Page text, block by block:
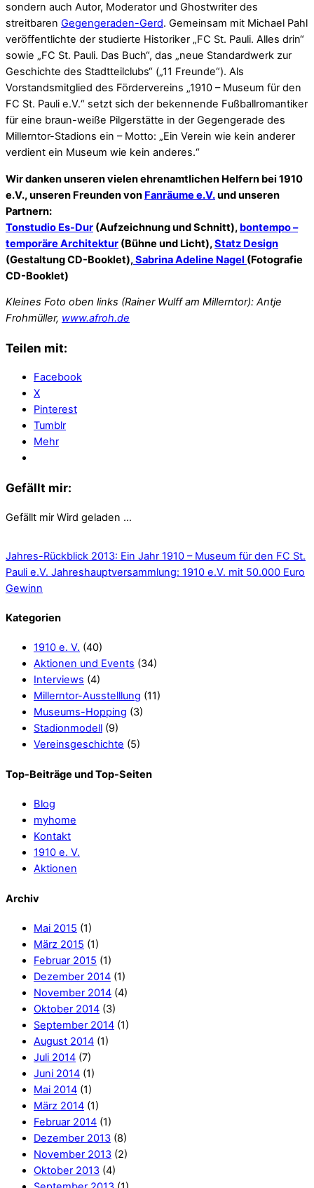
sondern auch Autor, Moderator und Ghostwriter des
streitbaren Gegengeraden-Gerd. Gemeinsam mit Michael Pahl
veröffentlichte der studierte Historiker „FC St. Pauli. Alles drin“
sowie „FC St. Pauli. Das Buch“, das „neue Standardwerk zur
Geschichte des Stadtteilclubs“ („11 Freunde“). Als
Vorstandsmitglied des Fördervereins „1910 – Museum für den
FC St. Pauli e.V.“ setzt sich der bekennende Fußballromantiker
für eine braun-weiße Pilgerstätte in der Gegengerade des
Millerntor-Stadions ein – Motto: „Ein Verein wie kein anderer
verdient ein Museum wie kein anderes.“
Wir danken unseren vielen ehrenamtlichen Helfern bei 1910
e.V., unseren Freunden von Fanräume e.V.und unseren
Partnern:
Tonstudio Es-Dur (Aufzeichnung und Schnitt), bontempo –
temporäre Architektur (Bühne und Licht),Statz Design
(Gestaltung CD-Booklet),Sabrina Adeline Nagel (Fotografie
CD-Booklet)
Kleines Foto oben links (Rainer Wulff am Millerntor): Antje
Frohmüller, www.afroh.de
Teilen mit:
Facebook
X
Pinterest
Tumblr
Mehr
Gefällt mir:
Gefällt mir Wird geladen …
Jahres-Rückblick 2013: Ein Jahr 1910 – Museum für den FC St.
Pauli e.V. Jahreshauptversammlung: 1910 e.V. mit 50.000 Euro
Gewinn
Kategorien
1910 e. V. (40)
Aktionen und Events (34)
Interviews (4)
Millerntor-Ausstelllung (11)
Museums-Hopping (3)
Stadionmodell (9)
Vereinsgeschichte (5)
Top-Beiträge und Top-Seiten
Blog
myhome
Kontakt
1910 e. V.
Aktionen
Archiv
Mai 2015 (1)
März 2015 (1)
Februar 2015 (1)
Dezember 2014 (1)
November 2014 (4)
Oktober 2014 (3)
September 2014 (1)
August 2014 (1)
Juli 2014 (7)
Juni 2014 (1)
Mai 2014 (1)
März 2014 (1)
Februar 2014 (1)
Dezember 2013 (8)
November 2013 (2)
Oktober 2013 (4)